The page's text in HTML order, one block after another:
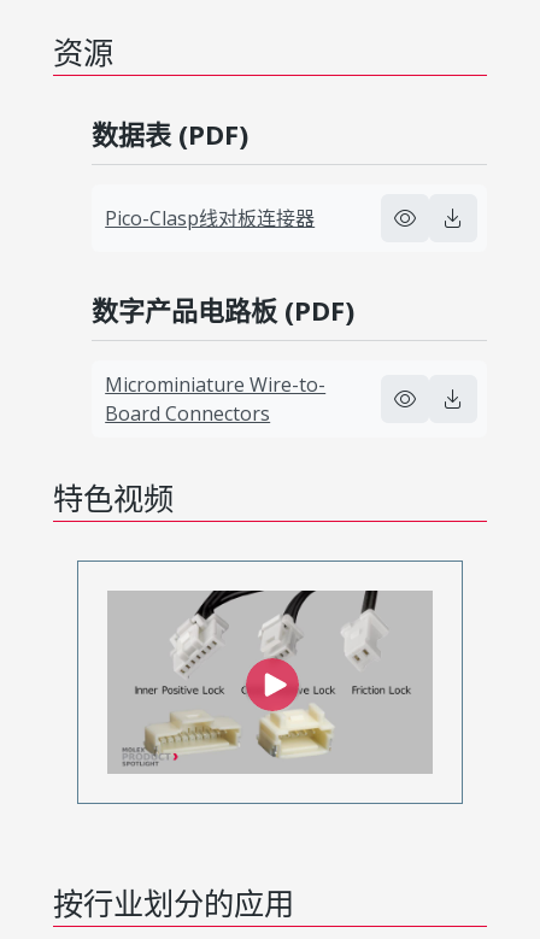
资源
数据表 (PDF)
Pico-Clasp线对板连接器
数字产品电路板 (PDF)
Microminiature Wire-to-
Board Connectors
特色视频
按行业划分的应用